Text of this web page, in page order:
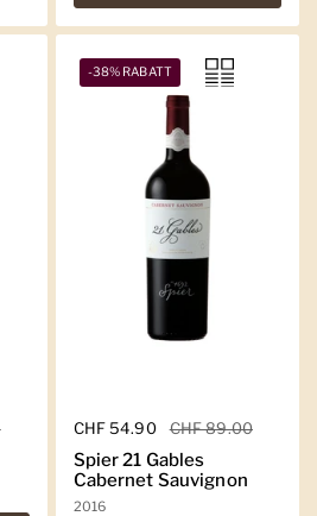
Regulärer Preis
CHF 54.90 Sale-Preis
CHF 89.00
Spier 21 Gables
Cabernet Sauvignon
2016
-38% RABATT